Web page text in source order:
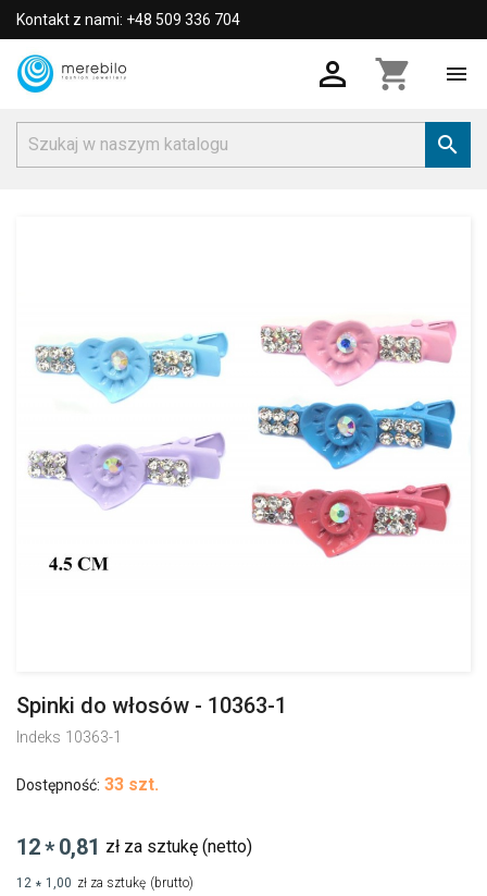
Kontakt z nami: +48 509 336 704
 shopping_cart 

Spinki do włosów - 10363-1
Indeks 10363-1
Dostępność: 33 szt.
12* 0,81 zł za sztukę (netto)
12 * 1,00 zł za sztukę (brutto)